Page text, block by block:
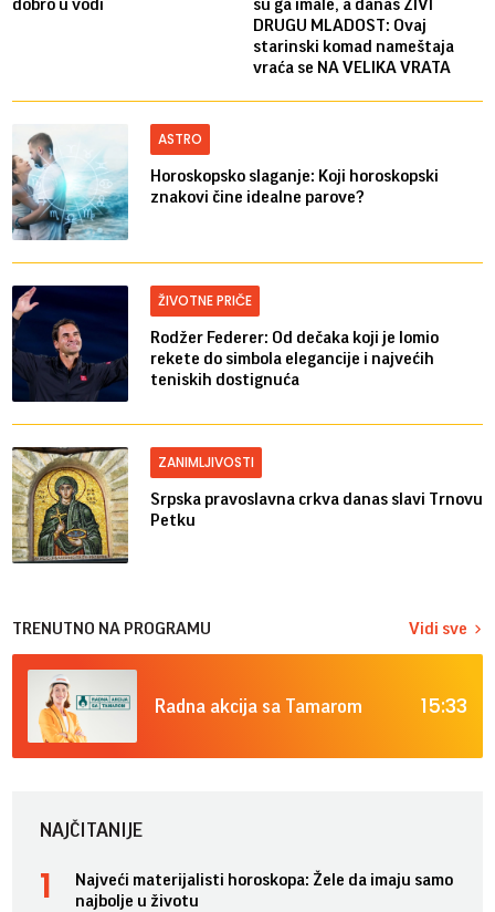
dobro u vodi
su ga imale, a danas ŽIVI
DRUGU MLADOST: Ovaj
starinski komad nameštaja
vraća se NA VELIKA VRATA
ASTRO
Horoskopsko slaganje: Koji horoskopski
znakovi čine idealne parove?
ŽIVOTNE PRIČE
Rodžer Federer: Od dečaka koji je lomio
rekete do simbola elegancije i najvećih
teniskih dostignuća
ZANIMLJIVOSTI
Srpska pravoslavna crkva danas slavi Trnovu
Petku
TRENUTNO NA PROGRAMU Vidi sve
Radna akcija sa Tamarom 15:33
NAJČITANIJE
Najveći materijalisti horoskopa: Žele da imaju samo
najbolje u životu